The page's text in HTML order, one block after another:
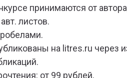
принимаются от
листов.
на litres.ru через
от 99 рублей.